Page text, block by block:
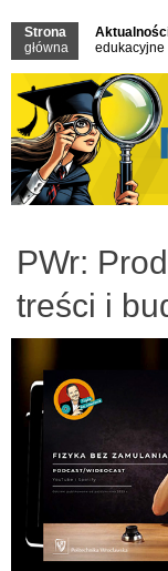
Strona
główna
edukacyjne
PWr:
treści i